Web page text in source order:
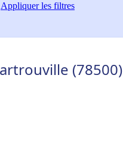
Appliquerles filtres
(78500)